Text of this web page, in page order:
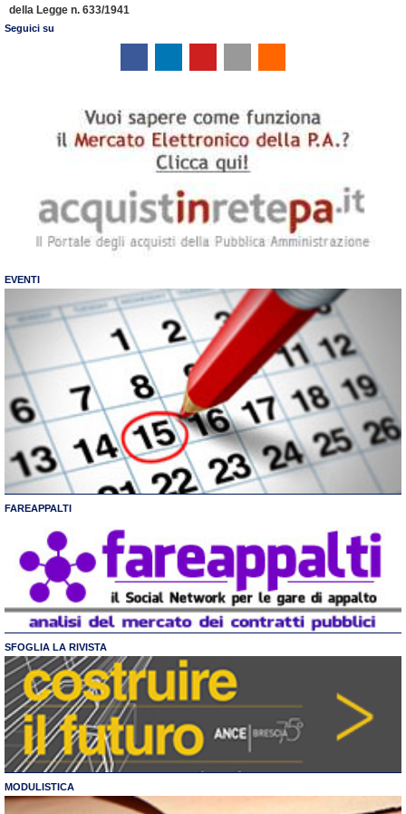
della Legge n. 633/1941
Seguici su
EVENTI
FAREAPPALTI
SFOGLIA LA RIVISTA
MODULISTICA